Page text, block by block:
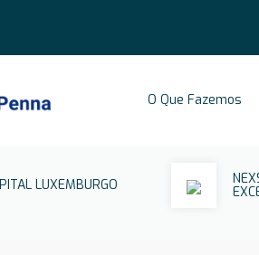
O Que Fazemos
LUXEMBURGO